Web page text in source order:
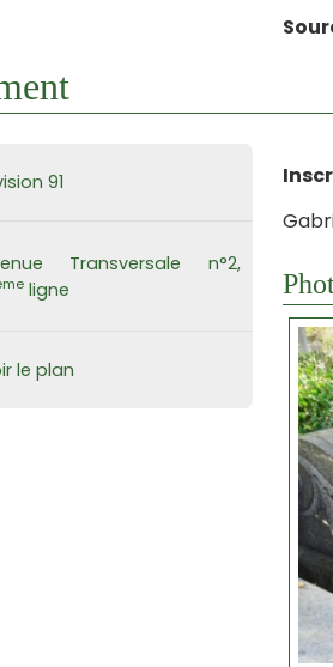
91
Transversale n°2,
ligne
le plan